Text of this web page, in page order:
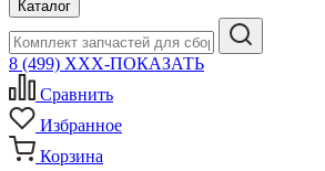
Каталог
8 (499) XXX-ПОКАЗАТЬ
Сравнить
Избранное
Корзина